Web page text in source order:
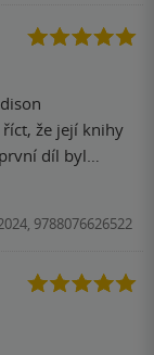
že její knihy
díl byl
knih za které
Případ starý 6
hlavou. Milá
Babička s
9788076626522